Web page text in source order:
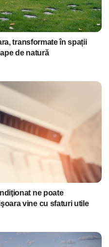
transformate în spații
de natură
ne poate
vine cu sfaturi utile